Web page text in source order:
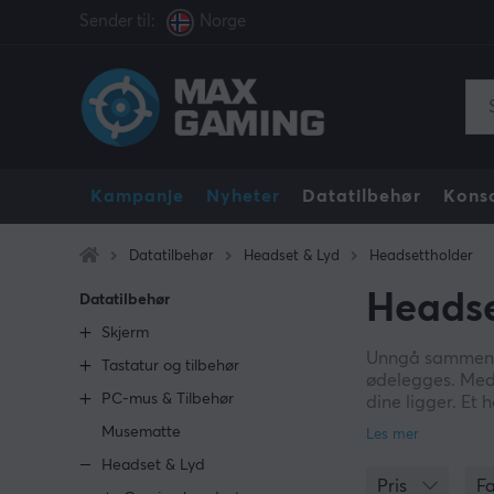
Sender til: Norge
Kampanje Nyheter Datatilbehør
Datatilbehør Headset & Lyd Headsettholder
Datatilbehør
Skjerm
Tastatur og tilbehør
PC-mus & Tilbehør
Musematte
Headset & Lyd
Unngå
ødelegges.
dine ligger. Et
organisere alt
Pris